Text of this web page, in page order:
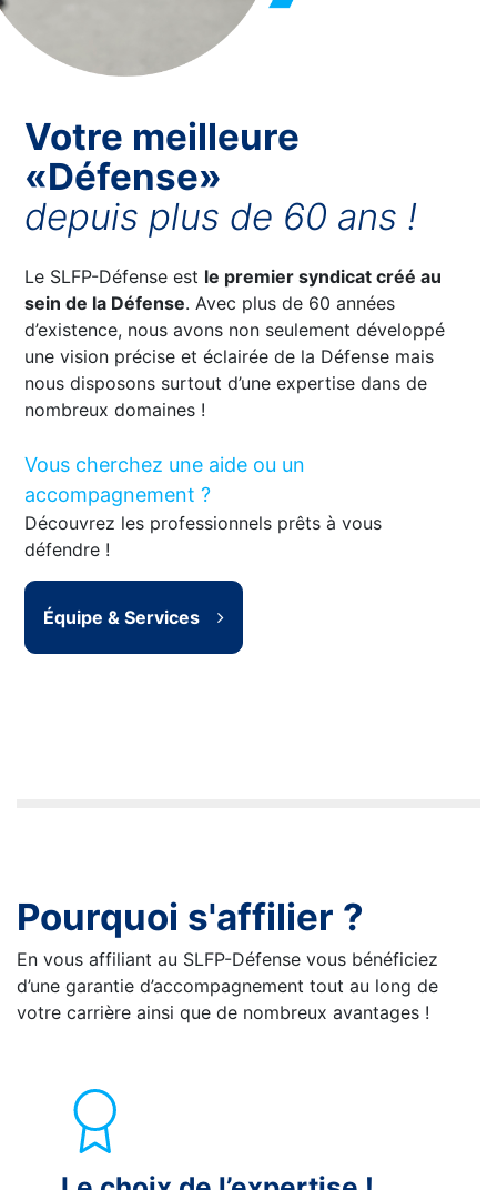
Votre meilleure
«Défense»
depuis plus de 60 ans !
Le SLFP-Défense est le premier syndicat créé au
sein de la Défense. Avec plus de 60 années
d’existence, nous avons non seulement développé
une vision précise et éclairée de la Défense mais
nous disposons surtout d’une expertise dans de
nombreux domaines !
Vous cherchez une aide ou un
accompagnement ?
Découvrez les professionnels prêts à vous
défendre !
Équipe & Services
Pourquoi s'affilier ?
En vous affiliant au SLFP-Défense vous bénéficiez
d’une garantie d’accompagnement tout au long de
votre carrière ainsi que de nombreux avantages !